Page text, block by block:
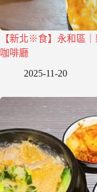
【新北※食】永和區
咖啡廳
2025-11-20